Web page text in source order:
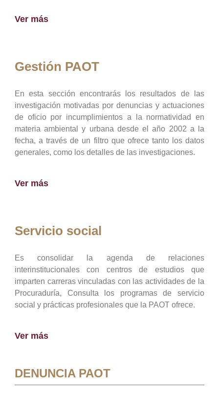
Ver más
Gestión PAOT
En esta sección encontrarás los resultados de las
investigación motivadas por denuncias y actuaciones
de oficio por incumplimientos a la normatividad en
materia ambiental y urbana desde el año 2002 a la
fecha, a través de un filtro que ofrece tanto los datos
generales, como los detalles de las investigaciones.
Ver más
Servicio social
Es consolidar la agenda de relaciones
interinstitucionales con centros de estudios que
imparten carreras vinculadas con las actividades de la
Procuraduría, Consulta los programas de servicio
social y prácticas profesionales que la PAOT ofrece.
Ver más
DENUNCIA PAOT